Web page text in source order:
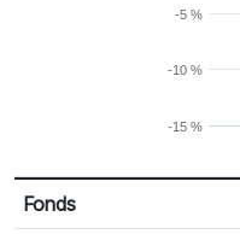
-15 %
-10 %
-5 %
Rendement par année civile
% Rendement
Fonds